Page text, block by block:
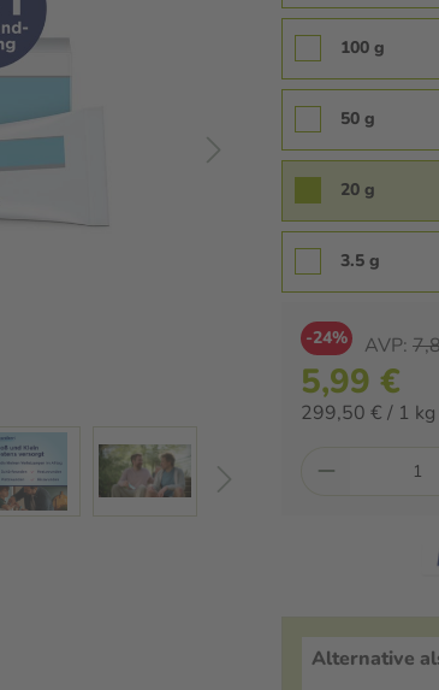
100 g
50 g
20 g
3.5 g
-24% AVP:
5,99 €
299,50 € / 1 kg
Alternative